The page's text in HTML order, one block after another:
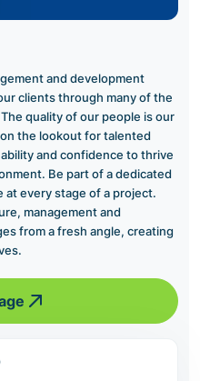
and development
clients through many of the
quality of our people is our
the lookout for talented
and confidence to thrive
Be part of a dedicated
at every stage of a project.
management and
from a fresh angle, creating